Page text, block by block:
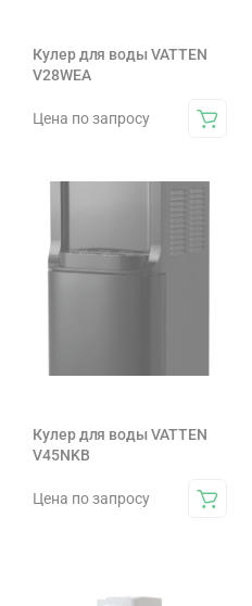
Кулер для воды VATTEN
V28WEA
Цена по запросу
Кулер для воды VATTEN
V45NKB
Цена по запросу